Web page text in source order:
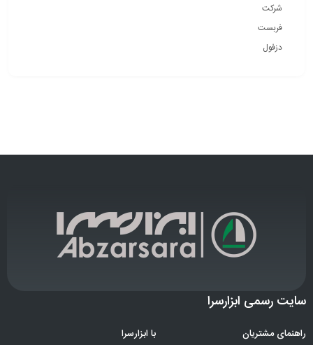
شرکت
فربست
دزفول
سایت رسمی ابزارسرا
راهنمای مشتریان با ابزارسرا